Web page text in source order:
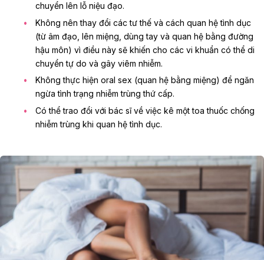
chuyển lên lỗ niệu đạo.
Không nên thay đổi các tư thế và cách quan hệ tình dục
(từ âm đạo, lên miệng, dùng tay và quan hệ bằng đường
hậu môn) vì điều này sẽ khiến cho các vi khuẩn có thể di
chuyển tự do và gây viêm nhiễm.
Không thực hiện oral sex (quan hệ bằng miệng) để ngăn
ngừa tình trạng nhiễm trùng thứ cấp.
Có thể trao đổi với bác sĩ về việc kê một toa thuốc chống
nhiễm trùng khi quan hệ tình dục.